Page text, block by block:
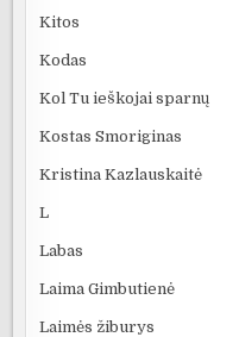
Kitos
Kodas
Kol Tu ieškojai sparnų
Kostas Smoriginas
Kristina Kazlauskaitė
L
Labas
Laima Gimbutienė
Laimės žiburys